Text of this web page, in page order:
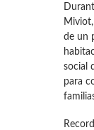
de un
social
para